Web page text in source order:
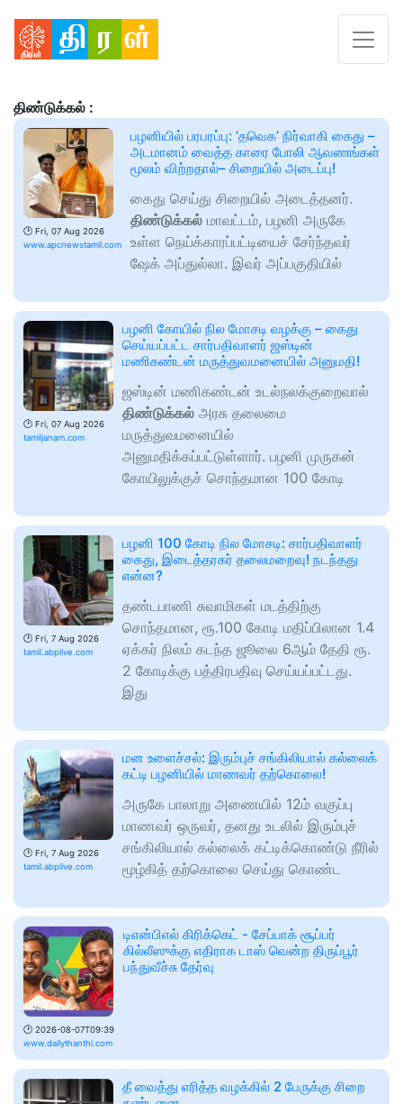
திண்டுக்கல் :
🕑 Fri, 07 Aug 2026
www.apcnewstamil.com
பழனியில் பரபரப்பு: ‘தவெக’ நிர்வாகி கைது –
அடமானம் வைத்த காரை போலி ஆவணங்கள்
மூலம் விற்றதால்– சிறையில் அடைப்பு!
கைது செய்து சிறையில் அடைத்தனர்.
திண்டுக்கல் மாவட்டம், பழனி அருகே
உள்ள நெய்க்காரப்பட்டியைச் சேர்ந்தவர்
ஷேக் அப்துல்லா. இவர் அப்பகுதியில்
🕑 Fri, 07 Aug 2026
tamiljanam.com
பழனி கோயில் நில மோசடி வழக்கு – கைது
செய்யப்பட்ட சார்பதிவாளர் ஜஸ்டின்
மணிகண்டன் மருத்துவமனையில் அனுமதி!
ஜஸ்டின் மணிகண்டன் உடல்நலக்குறைவால்
திண்டுக்கல் அரசு தலைமை
மருத்துவமனையில்
அனுமதிக்கப்பட்டுள்ளார். பழனி முருகன்
கோயிலுக்குச் சொந்தமான 100 கோடி
🕑 Fri, 7 Aug 2026
tamil.abplive.com
பழனி 100 கோடி நில மோசடி: சார்பதிவாளர்
கைது, இடைத்தரகர் தலைமறைவு! நடந்தது
என்ன?
தண்டபாணி சுவாமிகள் மடத்திற்கு
சொந்தமான, ரூ.100 கோடி மதிப்பிலான 1.4
ஏக்கர் நிலம் கடந்த ஜூலை 6ஆம் தேதி ரூ.
2 கோடிக்கு பத்திரபதிவு செய்யப்பட்டது.
இது
🕑 Fri, 7 Aug 2026
tamil.abplive.com
மன உளைச்சல்: இரும்புச் சங்கிலியால் கல்லைக்
கட்டி பழனியில் மாணவர் தற்கொலை!
அருகே பாலாறு அணையில் 12ம் வகுப்பு
மாணவர் ஒருவர், தனது உடலில் இரும்புச்
சங்கிலியால் கல்லைக் கட்டிக்கொண்டு நீரில்
மூழ்கித் தற்கொலை செய்து கொண்ட
🕑 2026-08-07T09:39
www.dailythanthi.com
டிஎன்பிஎல் கிரிக்கெட் - சேப்பாக் சூப்பர்
கில்லீஸுக்கு எதிராக டாஸ் வென்ற திருப்பூர்
பந்துவீச்சு தேர்வு
தீ வைத்து எரித்த வழக்கில் 2 பேருக்கு சிறை